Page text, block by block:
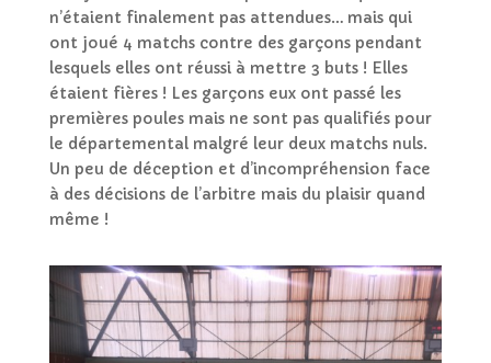
n’étaient finalement pas attendues… mais qui
ont joué 4 matchs contre des garçons pendant
lesquels elles ont réussi à mettre 3 buts ! Elles
étaient fières ! Les garçons eux ont passé les
premières poules mais ne sont pas qualifiés pour
le départemental malgré leur deux matchs nuls.
Un peu de déception et d’incompréhension face
à des décisions de l’arbitre mais du plaisir quand
même !